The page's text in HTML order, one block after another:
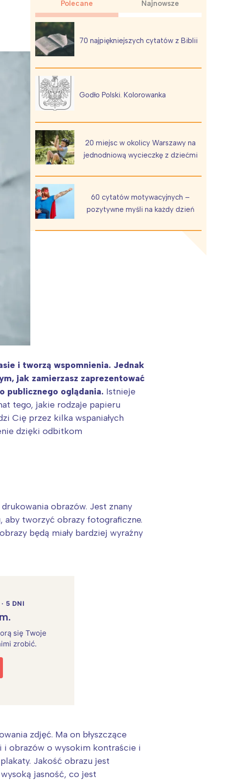
Polecane Najnowsze
70 najpiękniejszych cytatów z Biblii
Godło Polski. Kolorowanka
20 miejsc w okolicy Warszawy na
jednodniową wycieczkę z dziećmi
60 cytatów motywacyjnych –
pozytywne myśli na każdy dzień
i tworzą wspomnienia. Jednak
jak zamierzasz zaprezentować
publicznego oglądania. Istnieje
tego, jakie rodzaje papieru
Cię przez kilka wspaniałych
dzięki odbitkom
obrazów. Jest znany
aby tworzyć obrazy fotograficzne.
będą miały bardziej wyraźny
5 DNI
się Twoje
zrobić.
zdjęć. Ma on błyszczące
i obrazów o wysokim kontraście i
Jakość obrazu jest
jasność, co jest